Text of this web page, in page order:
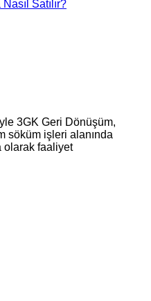
Satılır?
3GK Geri Dönüşüm,
söküm işleri alanında
olarak faaliyet